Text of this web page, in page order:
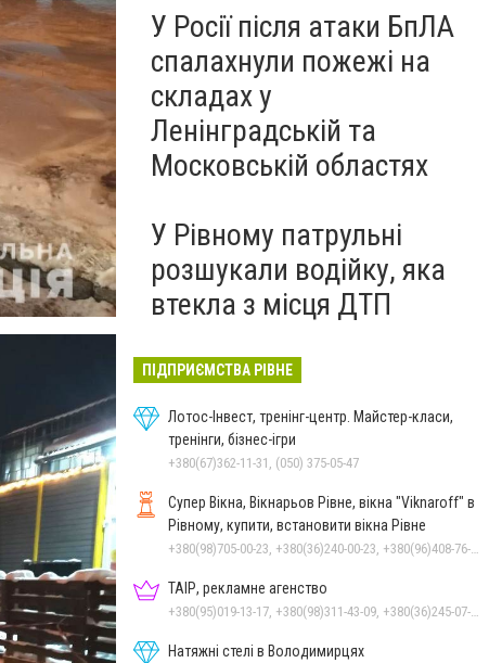
У Росії після атаки БпЛА
спалахнули пожежі на
складах у
Ленінградській та
Московській областях
У Рівному патрульні
розшукали водійку, яка
втекла з місця ДТП
ПІДПРИЄМСТВА РІВНЕ
Лотос-Інвест, тренінг-центр. Майстер-класи,
тренінги, бізнес-ігри
+380(67)362-11-31, (050) 375-05-47
Супер Вікна, Вікнарьов Рівне, вікна "Viknaroff" в
Рівному, купити, встановити вікна Рівне
+380(98)705-00-23, +380(36)240-00-23, +380(96)408-76-50, +380(50)642-24-00
ТАІР, рекламне агенство
+380(95)019-13-17, +380(98)311-43-09, +380(36)245-07-05
Натяжні стелі в Володимирцях